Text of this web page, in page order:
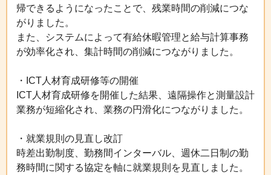
帰できるようになったことで、残業時間の削減につな
がりました。
また、システムによって有給休暇管理と給与計算事務
が効率化され、集計時間の削減につながりました。
・ICT人材育成研修等の開催
ICT人材育成研修を開催した結果、遠隔操作と測量設計
業務が短縮化され、業務の円滑化につながりました。
・就業規則の見直し改訂
時差出勤制度、勤務間インターバル、週休二日制の勤
務時間に関する協定を軸に就業規則を見直しました。